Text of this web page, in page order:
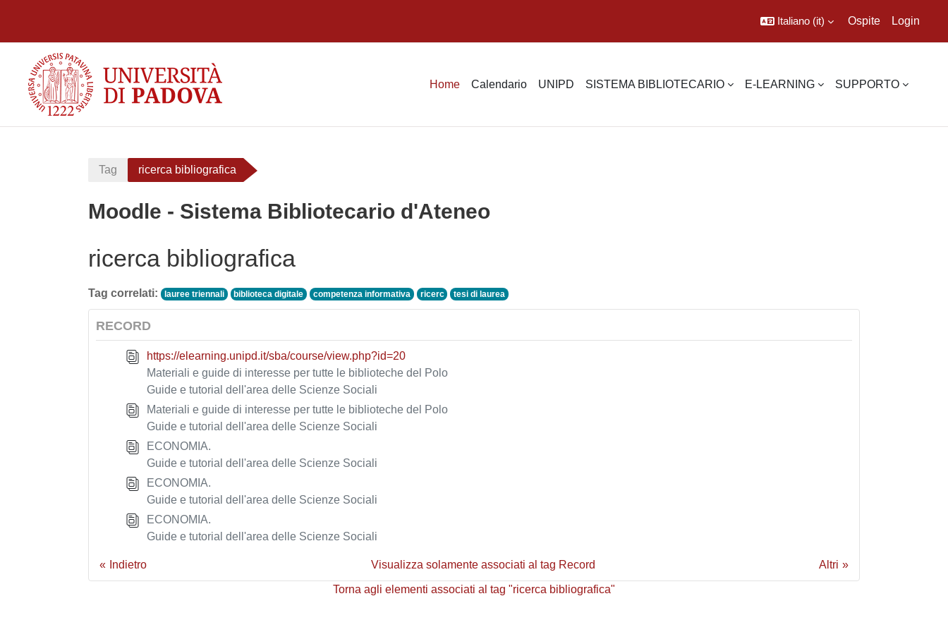
Italiano ‎(it)‎ Ospite Login
Home Calendario UNIPD SISTEMA BIBLIOTECARIO E-LEARNING SUPPORTO
Tag ricerca bibliografica
Moodle - Sistema Bibliotecario d'Ateneo
ricerca bibliografica
Tag correlati: lauree triennali biblioteca digitale competenza informativa ricerc tesi di laurea
RECORD
https://elearning.unipd.it/sba/course/view.php?id=20
Materiali e guide di interesse per tutte le biblioteche del Polo
Guide e tutorial dell'area delle Scienze Sociali
Materiali e guide di interesse per tutte le biblioteche del Polo
Guide e tutorial dell'area delle Scienze Sociali
ECONOMIA.
Guide e tutorial dell'area delle Scienze Sociali
ECONOMIA.
Guide e tutorial dell'area delle Scienze Sociali
ECONOMIA.
Guide e tutorial dell'area delle Scienze Sociali
Indietro Altri
Visualizza solamente associati al tag Record
Torna agli elementi associati al tag "ricerca bibliografica"